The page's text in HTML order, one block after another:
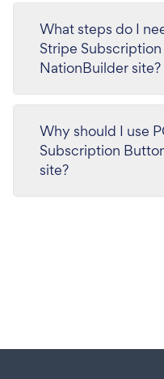
What steps do I
Stripe
NationBuilder site?
Why should I use
Subscription
site?